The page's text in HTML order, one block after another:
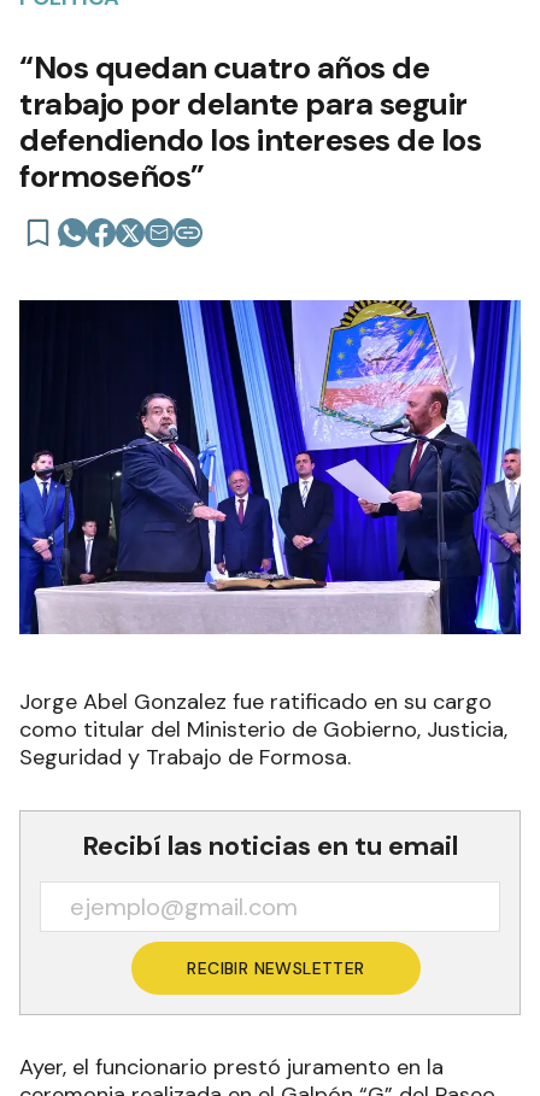
“Nos quedan cuatro años de
trabajo por delante para seguir
defendiendo los intereses de los
formoseños”
Jorge Abel Gonzalez fue ratificado en su cargo
como titular del Ministerio de Gobierno, Justicia,
Seguridad y Trabajo de Formosa.
Recibí las noticias en tu email
RECIBIR NEWSLETTER
Ayer, el funcionario prestó juramento en la